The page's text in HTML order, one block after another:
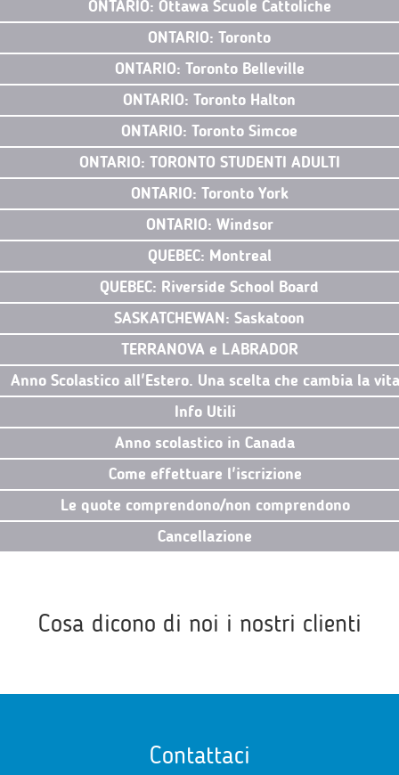
ONTARIO: Ottawa Scuole Cattoliche
ONTARIO: Toronto
ONTARIO: Toronto Belleville
ONTARIO: Toronto Halton
ONTARIO: Toronto Simcoe
ONTARIO: TORONTO STUDENTI ADULTI
ONTARIO: Toronto York
ONTARIO: Windsor
QUEBEC: Montreal
QUEBEC: Riverside School Board
SASKATCHEWAN: Saskatoon
TERRANOVA e LABRADOR
Anno Scolastico all'Estero. Una scelta che cambia la vita
Info Utili
Anno scolastico in Canada
Come effettuare l'iscrizione
Le quote comprendono/non comprendono
Cancellazione
Cosa dicono di noi i nostri clienti
Contattaci